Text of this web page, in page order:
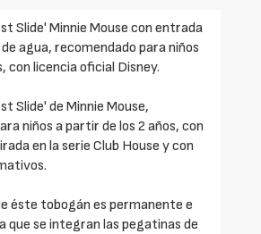
Slide' Minnie Mouse con entrada
agua, recomendado para niños
con licencia oficial Disney.
Slide' de Minnie Mouse,
niños a partir de los 2 años, con
en la serie Club House y con
éste tobogán es permanente e
que se integran las pegatinas de